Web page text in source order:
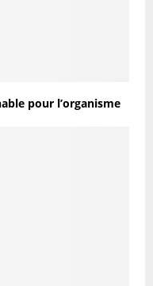
pour l’organisme